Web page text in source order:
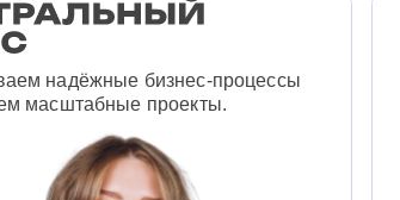
надёжные бизнес-процессы
масштабные проекты.